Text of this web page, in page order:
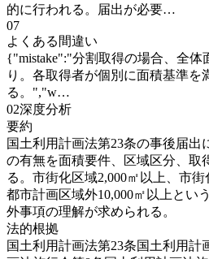
的に行われる。届出が必要…
07
よくある間違い
{"mistake":"分割取得の場合、全体
り。各取得者が個別に面積基準を
る。","w…
02深度分析
要約
国土利用計画法第23条の事後届出
の有無を面積要件、区域区分、取
る。市街化区域2,000㎡以上、市街
都市計画区域外10,000㎡以上とい
外事項の理解が求められる。
法的根拠
国土利用計画法第23条国土利用計